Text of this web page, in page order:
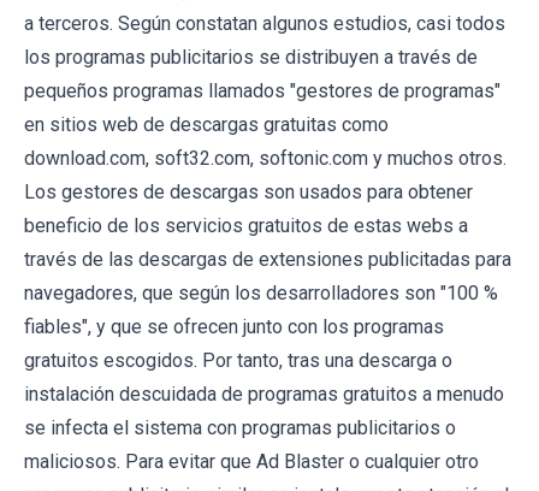
a terceros. Según constatan algunos estudios, casi todos
los programas publicitarios se distribuyen a través de
pequeños programas llamados "gestores de programas"
en sitios web de descargas gratuitas como
download.com, soft32.com, softonic.com y muchos otros.
Los gestores de descargas son usados para obtener
beneficio de los servicios gratuitos de estas webs a
través de las descargas de extensiones publicitadas para
navegadores, que según los desarrolladores son "100 %
fiables", y que se ofrecen junto con los programas
gratuitos escogidos. Por tanto, tras una descarga o
instalación descuidada de programas gratuitos a menudo
se infecta el sistema con programas publicitarios o
maliciosos. Para evitar que Ad Blaster o cualquier otro